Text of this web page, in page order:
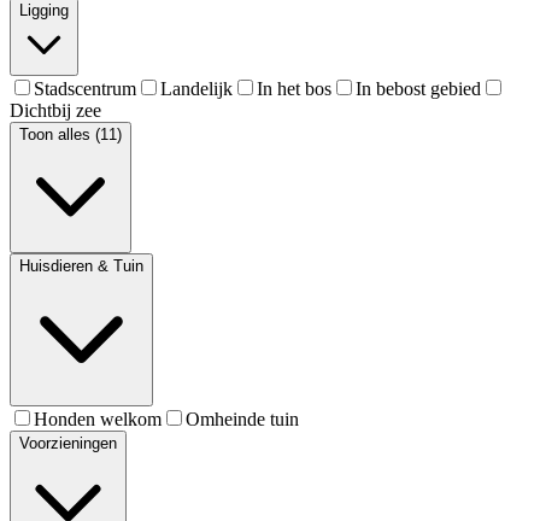
Ligging
Stadscentrum Landelijk In het bos
In bebost gebied
Dichtbij zee
Toon alles (11)
Huisdieren & Tuin
Honden welkom Omheinde tuin
Voorzieningen